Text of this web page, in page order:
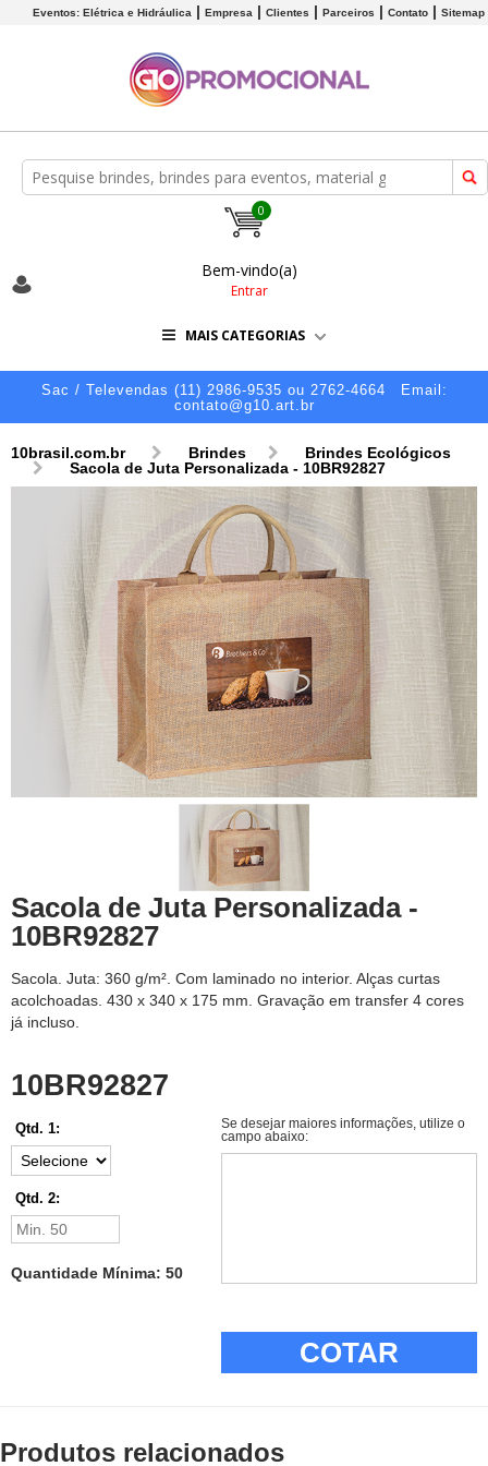
Eventos: Elétrica e Hidráulica Empresa Clientes Parceiros Contato Sitemap
0
Bem-vindo(a)
Entrar
MAIS CATEGORIAS
Sac / Televendas (11) 2986-9535 ou 2762-4664
Email:
contato@g10.art.br
10brasil.com.br Brindes
Brindes Ecológicos
Sacola de Juta Personalizada - 10BR92827
Sacola de Juta Personalizada -
10BR92827
Sacola. Juta: 360 g/m². Com laminado no interior. Alças curtas
acolchoadas. 430 x 340 x 175 mm. Gravação em transfer 4 cores
já incluso.
10BR92827
Qtd. 1:
Qtd. 2:
Quantidade Mínima: 50
Se desejar maiores informações, utilize o
campo abaixo:
COTAR
Produtos relacionados